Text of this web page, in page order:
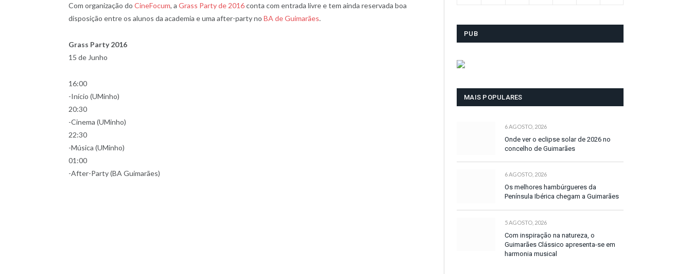
Com organização do CineFocum, a Grass Party de 2016conta com entrada livre e tem ainda reservada boa
disposição entre os alunos da academia e uma after-party no BA de Guimarães.
Grass Party 2016
15 de Junho
16:00
-Início (UMinho)
20:30
-Cinema (UMinho)
22:30
-Música (UMinho)
01:00
-After-Party (BA Guimarães)
PUB
MAIS POPULARES
6 AGOSTO, 2026
Onde ver o eclipse solar de 2026 no
concelho de Guimarães
6 AGOSTO, 2026
Os melhores hambúrgueres da
Península Ibérica chegam a Guimarães
5 AGOSTO, 2026
Com inspiração na natureza, o
Guimarães Clássico apresenta-se em
harmonia musical